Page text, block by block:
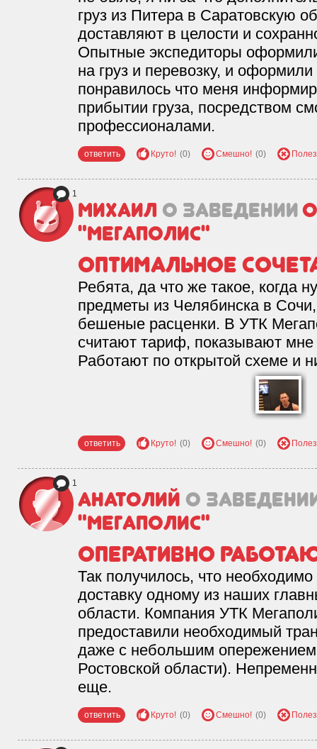
груз из Питера в Саратовскую
доставляют в целости и
Опытные экспедиторы
на груз и перевозку, и
понравилось что меня
прибытии груза, посредством
профессионалами.
ответить Круто! (0) Смешно! (0)
1
Михаил о заведении
"Мегаполис"
Оптимальное
Ребята, да что же такое, когда
предметы из Челябинска в
бешеные расценки. В УТК
считают тариф, показывают мне
Работают по открытой схеме и
ответить Круто! (0) Смешно! (0)
1
Анатолий о
"Мегаполис"
Оперативно
Так получилось, что
доставку одному из наших
области. Компания УТК
предоставили необходимый
даже с небольшим опережением
Ростовской области).
еще.
ответить Круто! (0) Смешно! (0)